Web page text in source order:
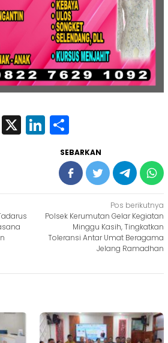
Email
X LinkedIn
SEBARKAN
Pos berikutnya
Polsek Kerumutan Gelar Kegiatan
Minggu Kasih, Tingkatkan
Toleransi Antar Umat Beragama
Jelang Ramadhan